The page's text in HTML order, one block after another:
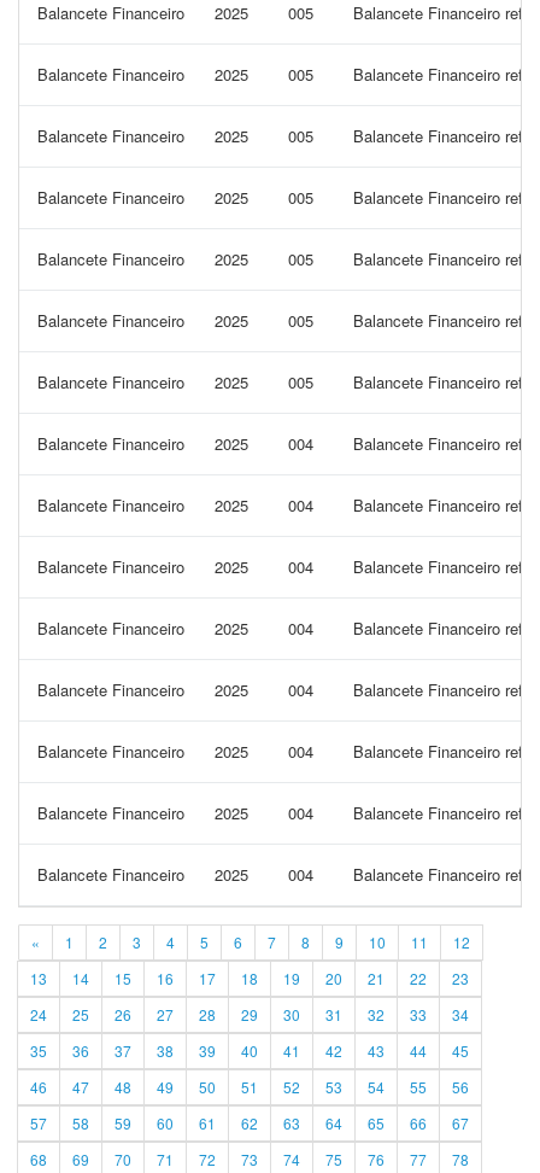
Balancete Financeiro 2025 005 Balancete Financeiro
Balancete Financeiro 2025 005 Balancete Financeiro
Balancete Financeiro 2025 005 Balancete Financeiro
Balancete Financeiro 2025 005 Balancete Financeiro
Balancete Financeiro 2025 005 Balancete Financeiro
Balancete Financeiro 2025 005 Balancete Financeiro
Balancete Financeiro 2025 005 Balancete Financeiro
Balancete Financeiro 2025 004 Balancete Financeiro
Balancete Financeiro 2025 004 Balancete Financeiro
Balancete Financeiro 2025 004 Balancete Financeiro
Balancete Financeiro 2025 004 Balancete Financeiro
Balancete Financeiro 2025 004 Balancete Financeiro
Balancete Financeiro 2025 004 Balancete Financeiro
Balancete Financeiro 2025 004 Balancete Financeiro
Balancete Financeiro 2025 004 Balancete Financeiro
« 1 2 3 4 5 6 7 8 9 10 11
12
13
14 15 16 17 18 19 20 21 22
23
24
25 26 27 28 29 30 31 32 33
34
35
36 37 38 39 40 41 42 43 44
45
46
47 48 49 50 51 52 53 54 55
56
57
58 59 60 61 62 63 64 65 66
67
68
69 70 71 72 73 74 75 76 77 78